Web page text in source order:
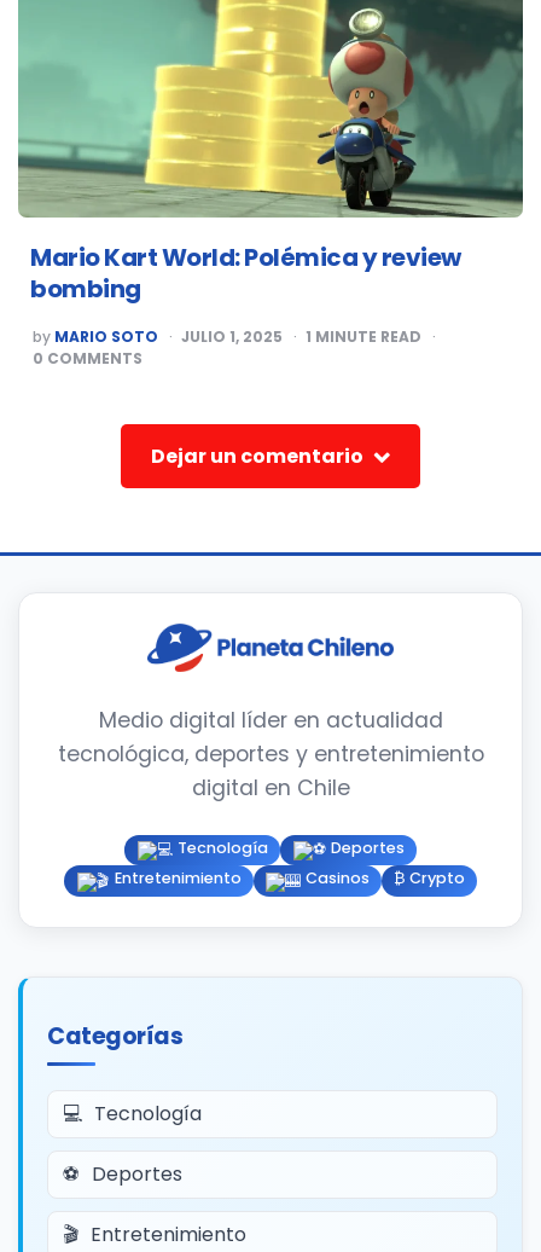
Mario Kart World: Polémica y review
bombing
POSTED
BY
by MARIO SOTO JULIO 1, 2025 1 MINUTE READ
0 COMMENTS
Dejar un comentario
Medio digital líder en actualidad
tecnológica, deportes y entretenimiento
digital en Chile
Tecnología
Deportes
Entretenimiento
Casinos ₿ Crypto
Categorías
Tecnología
Deportes
Entretenimiento